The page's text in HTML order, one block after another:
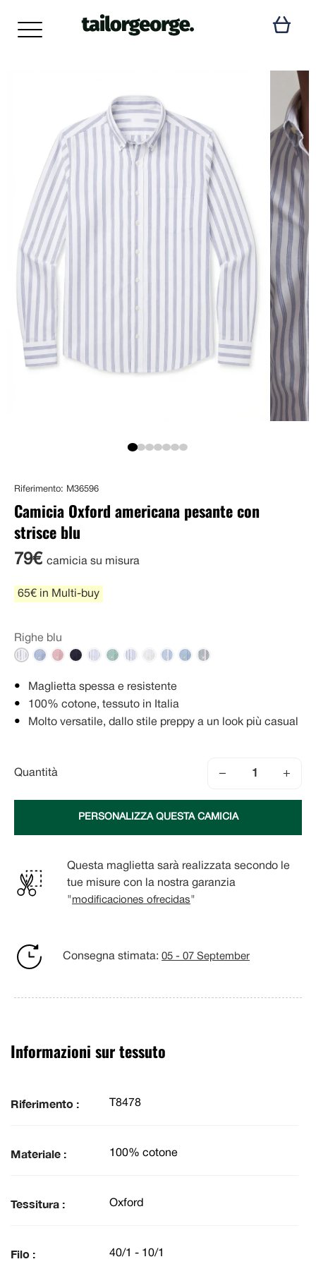
Riferimento: M36596
Camicia Oxford americana pesante con
strisce blu
79€ camicia su misura
65€ in Multi-buy
Righe blu
Maglietta spessa e resistente
100% cotone, tessuto in Italia
Molto versatile, dallo stile preppy a un look più casual
Quantità − +
PERSONALIZZA QUESTA CAMICIA
Questa maglietta sarà realizzata secondo le
tue misure con la nostra garanzia
" modificaciones ofrecidas"
Consegna stimata: 05 - 07 September
Informazioni sur tessuto
Riferimento : T8478
Materiale : 100% cotone
Tessitura : Oxford
Filo : 40/1 - 10/1